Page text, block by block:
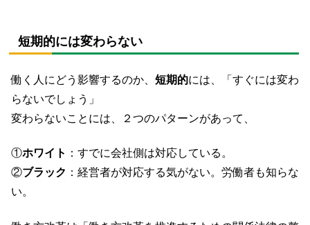
短期的には変わらない
働く人にどう影響するのか、 短期的には、「すぐには変わ
らないでしょう」
変わらないことには、２つのパターンがあって、
①ホワイト ：すでに会社側は対応している。
②ブラック ：経営者が対応する気がない。労働者も知らな
い。